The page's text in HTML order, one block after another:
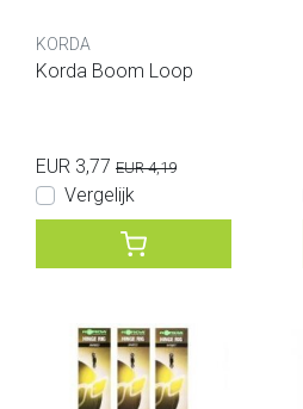
KORDA
Korda Boom Loop
EUR 3,77 EUR 4,19
Vergelijk